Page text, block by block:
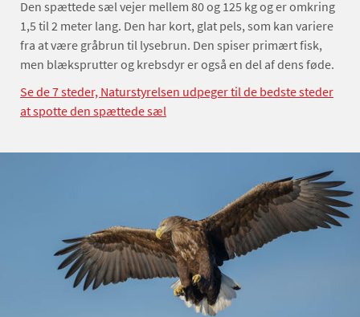
Den spættede sæl vejer mellem 80 og 125 kg og er omkring
1,5 til 2 meter lang. Den har kort, glat pels, som kan variere
fra at være gråbrun til lysebrun. Den spiser primært fisk,
men blæksprutter og krebsdyr er også en del af dens føde.
Se de 7 steder, Naturstyrelsen udpeger til de bedste steder
at spotte den spættede sæl